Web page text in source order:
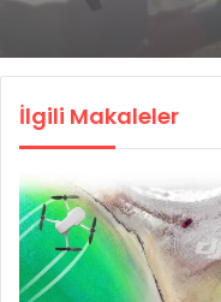
İlgili Makaleler